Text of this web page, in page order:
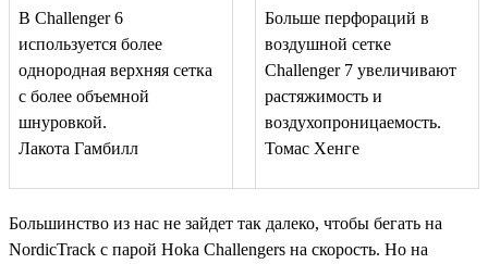
В Challenger 6
используется более
однородная верхняя сетка
с более объемной
шнуровкой.
Лакота Гамбилл
Больше перфораций в
воздушной сетке
Challenger 7 увеличивают
растяжимость и
воздухопроницаемость.
Томас Хенге
Большинство из нас не зайдет так далеко, чтобы бегать на
NordicTrack с парой Hoka Challengers на скорость. Но на